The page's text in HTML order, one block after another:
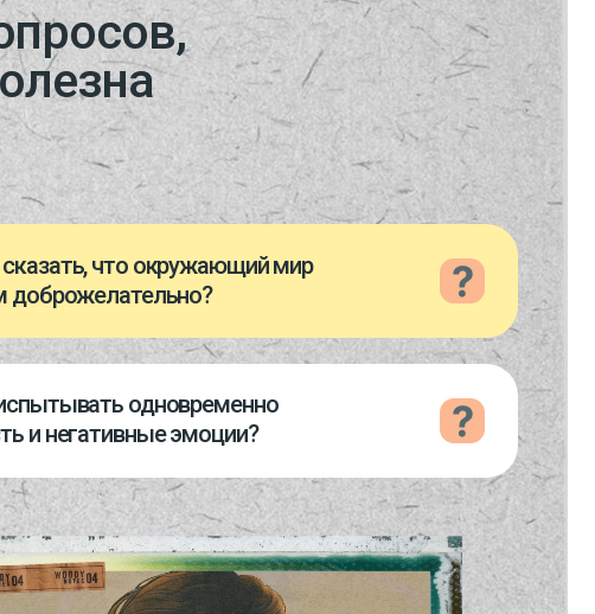
эмоции?